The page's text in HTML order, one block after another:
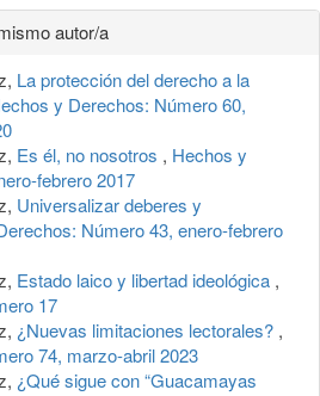
autor/a
La protección del derecho a la
y Derechos: Número 60,
Es él, no nosotros , Hechos y
febrero 2017
Universalizar deberes y
Número 43, enero-febrero
Estado laico y libertad ideológica ,
17
¿Nuevas limitaciones lectorales? ,
74, marzo-abril 2023
¿Qué sigue con “Guacamayas